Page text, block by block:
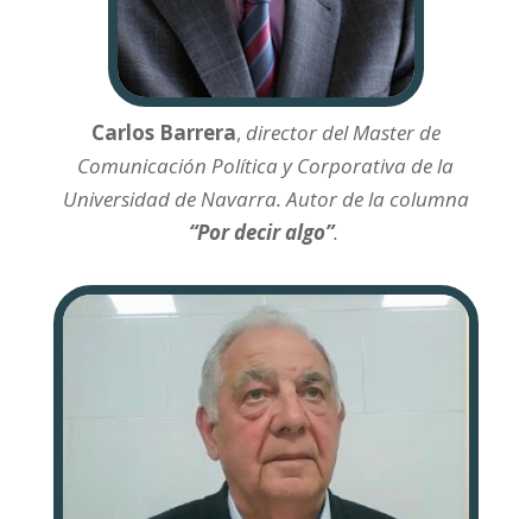
Carlos Barrera, director del Master de
Comunicación Política y Corporativa de la
Universidad de Navarra. Autor de la columna
“Por decir algo”.